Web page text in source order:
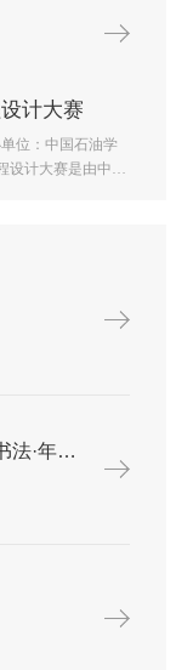
计大赛
位：中国石油学
计大赛是由中国
生的油气储运学
，现发布第六届全
如下：一、大赛
者必须以小组形式
名（作品提交后不
赛作品（《方案
动放弃处理。5、
性、创新性和经
征稿启事 丨 2020“中国书法·年展”征稿启事